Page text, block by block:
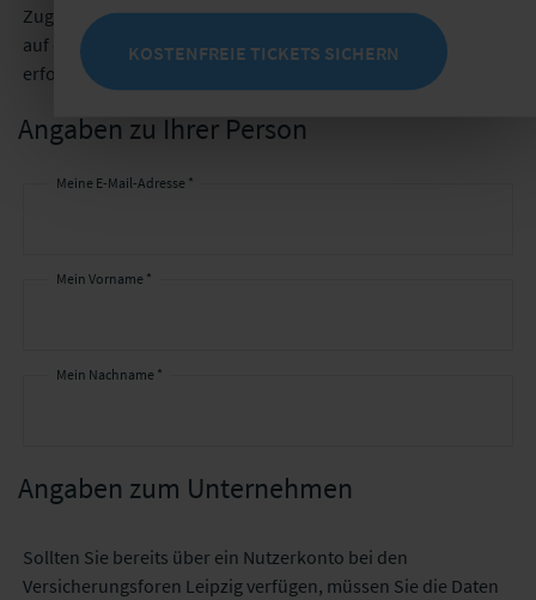
Zugangsdaten per E-Mail. Bitte beachten Sie, dass der Zugriff
auf das Training über die Webseitewww.forenakademie.de
erfolgt.
Angaben zu Ihrer Person
Meine E-Mail-Adresse *
Mein Vorname *
Mein Nachname *
Angaben zum Unternehmen
Sollten Sie bereits über ein Nutzerkonto bei den
Versicherungsforen Leipzig verfügen, müssen Sie die Daten
KOSTENFREIE TICKETS SICHERN